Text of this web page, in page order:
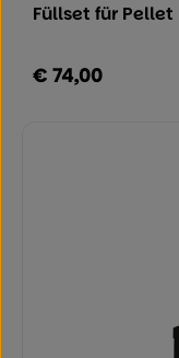
Füllset für
Regulärer Preis:
€ 74,00